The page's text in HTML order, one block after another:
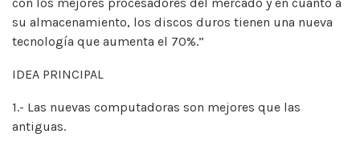
su almacenamiento, los discos duros tienen una nueva
tecnología que aumenta el 70%.”
IDEA PRINCIPAL
1.- Las nuevas computadoras son mejores que las
antiguas.